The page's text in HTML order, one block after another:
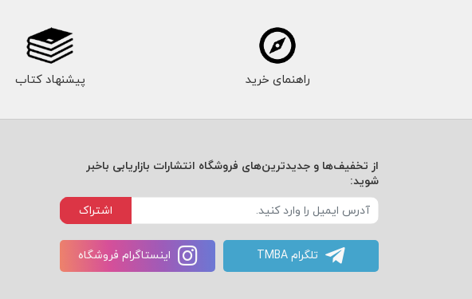
راهنمای خرید پیشنهاد کتاب
از تخفیف‌ها و جدیدترین‌های فروشگاه انتشارات بازاریابی باخبر
شوید:
اشتراک
تلگرام TMBA اینستاگرام فروشگاه